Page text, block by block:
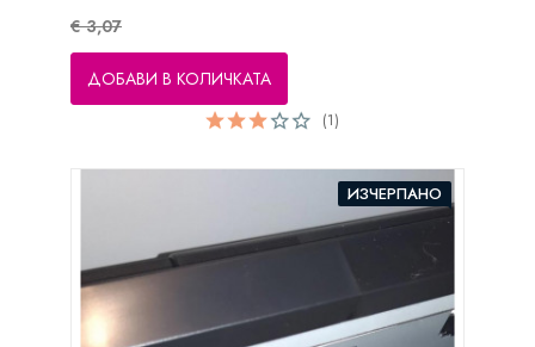
€ 3,07
ДОБАВИ В КОЛИЧКАТА
(1)
ИЗЧЕРПАНО